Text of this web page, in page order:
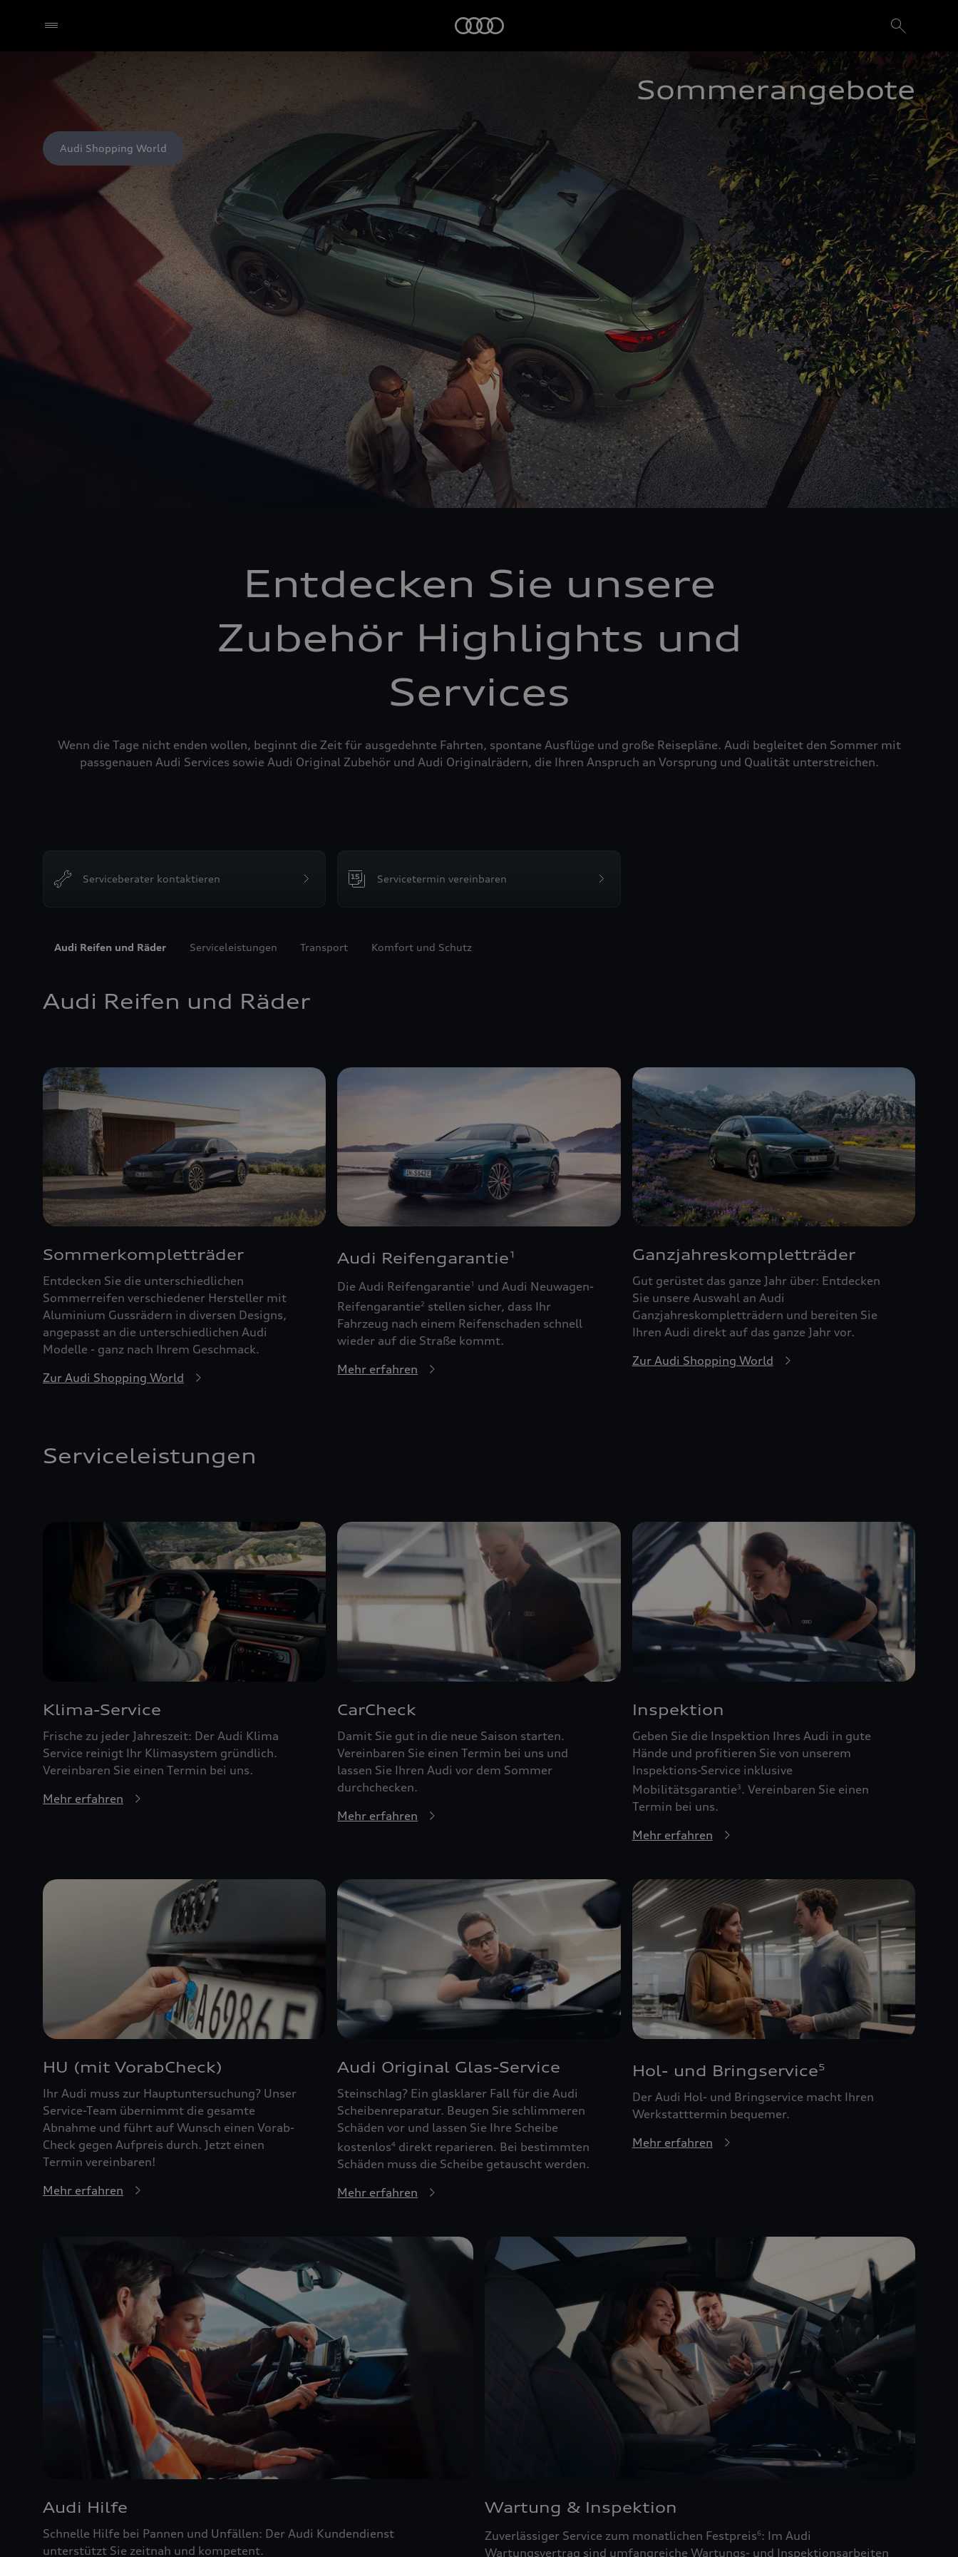
Sommerangebote
Audi Shopping World
Entdecken Sie unsere
Zubehör Highlights und
Services
Wenn die Tage nicht enden wollen, beginnt die Zeit für ausgedehnte Fahrten, spontane Ausflüge und große Reisepläne. Audi begleitet den Sommer mit
passgenauen Audi Services sowie Audi Original Zubehör und Audi Originalrädern, die Ihren Anspruch an Vorsprung und Qualität unterstreichen.
Serviceberater kontaktieren Servicetermin vereinbaren
Audi Reifen und Räder Serviceleistungen Transport Komfort und Schutz
Audi Reifen und Räder
Sommerkompletträder
Entdecken Sie die unterschiedlichen
Sommerreifen verschiedener Hersteller mit
Aluminium Gussrädern in diversen Designs,
angepasst an die unterschiedlichen Audi
Modelle - ganz nach Ihrem Geschmack.
Zur Audi Shopping World
Audi Reifengarantie 1
Die Audi Reifengarantie1
und Audi Neuwagen-
Reifengarantie2 stellen sicher, dass Ihr
Fahrzeug nach einem Reifenschaden schnell
wieder auf die Straße kommt.
Mehr erfahren
Ganzjahreskompletträder
Gut gerüstet das ganze Jahr über: Entdecken
Sie unsere Auswahl an Audi
Ganzjahreskompletträdern und bereiten Sie
Ihren Audi direkt auf das ganze Jahr vor.
Zur Audi Shopping World
Serviceleistungen
Klima-Service
Frische zu jeder Jahreszeit: Der Audi Klima
Service reinigt Ihr Klimasystem gründlich.
Vereinbaren Sie einen Termin bei uns.
Mehr erfahren
CarCheck
Damit Sie gut in die neue Saison starten.
Vereinbaren Sie einen Termin bei uns und
lassen Sie Ihren Audi vor dem Sommer
durchchecken.
Mehr erfahren
Inspektion
Geben Sie die Inspektion Ihres Audi in gute
Hände und profitieren Sie von unserem
Inspektions-Service inklusive
Mobilitätsgarantie3. Vereinbaren Sie einen
Termin bei uns.
Mehr erfahren
HU (mit VorabCheck)
Ihr Audi muss zur Hauptuntersuchung? Unser
Service-Team übernimmt die gesamte
Abnahme und führt auf Wunsch einen Vorab-
Check gegen Aufpreis durch. Jetzt einen
Termin vereinbaren!
Mehr erfahren
Audi Original Glas-Service
Steinschlag? Ein glasklarer Fall für die Audi
Scheibenreparatur. Beugen Sie schlimmeren
Schäden vor und lassen Sie Ihre Scheibe
kostenlos4 direkt reparieren. Bei bestimmten
Schäden muss die Scheibe getauscht werden.
Mehr erfahren
Hol- und Bringservice5
Der Audi Hol- und Bringservice macht Ihren
Werkstatttermin bequemer.
Mehr erfahren
Audi Hilfe
Schnelle Hilfe bei Pannen und Unfällen: Der Audi Kundendienst
unterstützt Sie zeitnah und kompetent.
Wartung & Inspektion
Zuverlässiger Service zum monatlichen Festpreis6: Im Audi
Wartungsvertrag sind umfangreiche Wartungs- und Inspektionsarbeiten